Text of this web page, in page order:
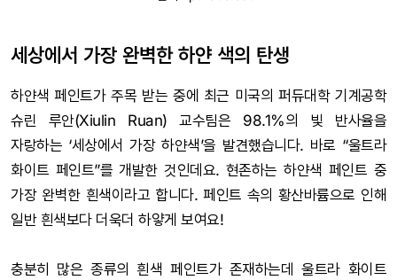
세상에서 가장 완벽한 하얀 색의 탄생
하얀색 페인트가 주목 받는 중에 최근 미국의 퍼듀대학 기계공학
슈린 루안(Xiulin Ruan) 교수팀은 98.1%의 빛 반사율을
자랑하는 ‘세상에서 가장 하얀색’을 발견했습니다. 바로 “울트라
화이트 페인트”를 개발한 것인데요. 현존하는 하얀색 페인트 중
가장 완벽한 흰색이라고 합니다. 페인트 속의 황산바륨으로 인해
일반 흰색보다 더욱더 하얗게 보여요!
충분히 많은 종류의 흰색 페인트가 존재하는데 울트라 화이트